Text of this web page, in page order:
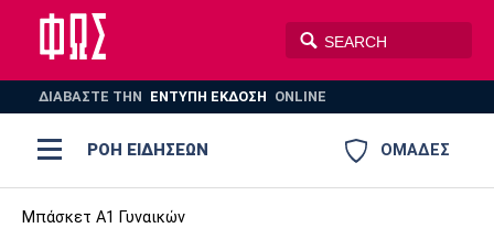
ΔΙΑΒΑΣΤΕ THN ΕΝΤΥΠΗ ΕΚΔΟΣΗ ONLINE
ΟΜΑΔΕΣ
ΡΟΗ ΕΙΔΗΣΕΩΝ
ΠΟΔΟΣΦΑΙΡΟ
Ποδόσφαιρο
Μπάσκετ Α1 Γυναικών